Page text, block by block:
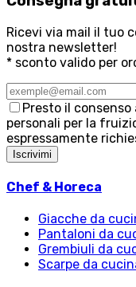
Ricevi via mail il tuo
nostra newsletter!
* sconto valido per
Presto il
personali per la
espressamente
Iscrivimi
Chef & Horeca
Giacche da
Pantaloni da
Grembiuli da
Scarpe da